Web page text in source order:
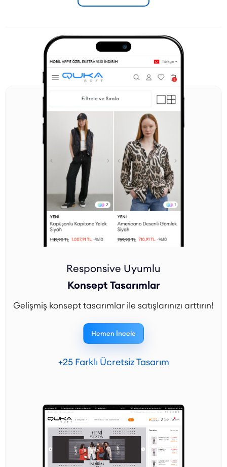
Responsive Uyumlu
Konsept Tasarımlar
Gelişmiş konsept tasarımlar ile satışlarınızı arttırın!
Hemen İncele
+25 Farklı Ücretsiz Tasarım